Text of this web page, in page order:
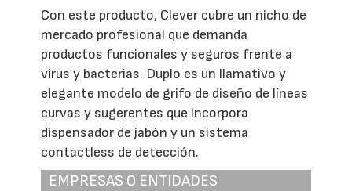
Con este producto, Clever cubre un nicho de
mercado profesional que demanda
productos funcionales y seguros frente a
virus y bacterias. Duplo es un llamativo y
elegante modelo de grifo de diseño de líneas
curvas y sugerentes que incorpora
dispensador de jabón y un sistema
contactless de detección.
EMPRESAS O ENTIDADES